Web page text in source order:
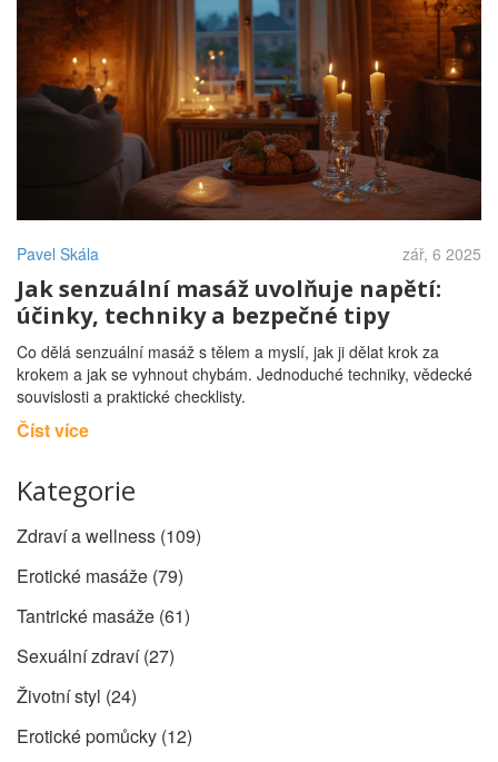
Pavel Skála zář, 6 2025
Jak senzuální masáž uvolňuje napětí:
účinky, techniky a bezpečné tipy
Co dělá senzuální masáž s tělem a myslí, jak ji dělat krok za
krokem a jak se vyhnout chybám. Jednoduché techniky, vědecké
souvislosti a praktické checklisty.
Číst více
Kategorie
Zdraví a wellness (109)
Erotické masáže (79)
Tantrické masáže (61)
Sexuální zdraví(27)
Životní styl (24)
Erotické pomůcky (12)